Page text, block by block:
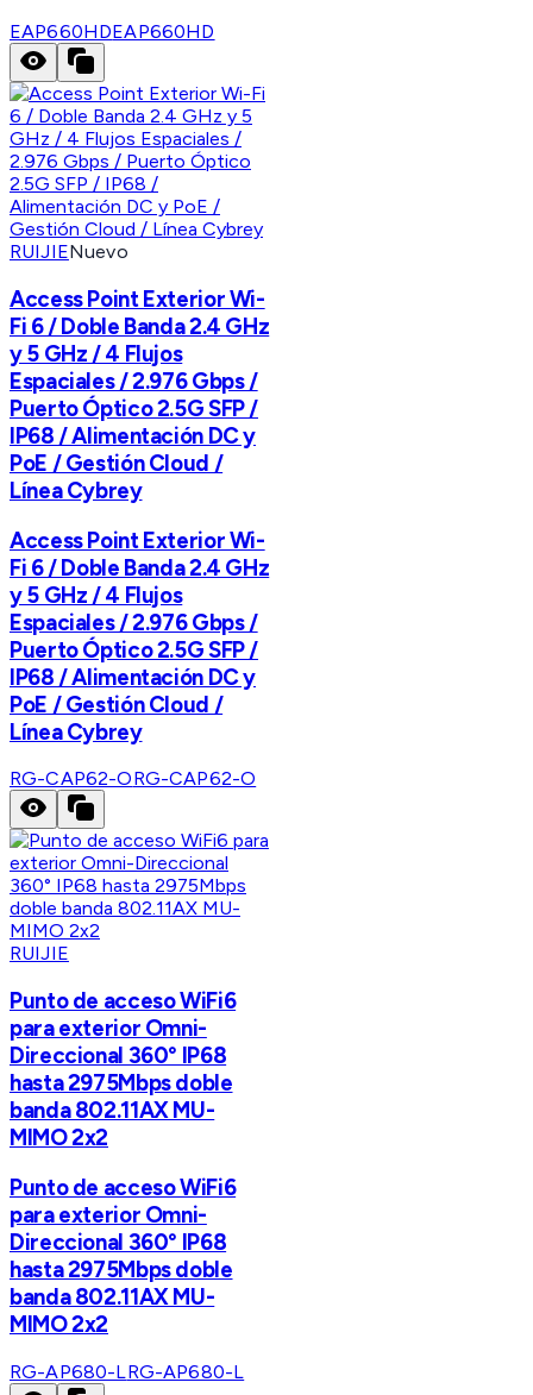
EAP660HDEAP660HD
RUIJIENuevo
Access Point Exterior Wi-
Fi 6 / Doble Banda 2.4 GHz
y 5 GHz / 4 Flujos
Espaciales / 2.976 Gbps /
Puerto Óptico 2.5G SFP /
IP68 / Alimentación DC y
PoE / Gestión Cloud /
Línea Cybrey
Access Point Exterior Wi-
Fi 6 / Doble Banda 2.4 GHz
y 5 GHz / 4 Flujos
Espaciales / 2.976 Gbps /
Puerto Óptico 2.5G SFP /
IP68 / Alimentación DC y
PoE / Gestión Cloud /
Línea Cybrey
RG-CAP62-ORG-CAP62-O
RUIJIE
Punto de acceso WiFi6
para exterior Omni-
Direccional 360° IP68
hasta 2975Mbps doble
banda 802.11AX MU-
MIMO 2x2
Punto de acceso WiFi6
para exterior Omni-
Direccional 360° IP68
hasta 2975Mbps doble
banda 802.11AX MU-
MIMO 2x2
RG-AP680-LRG-AP680-L